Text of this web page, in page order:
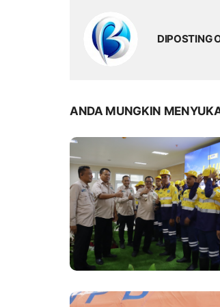
DIPOSTING
ANDA MUNGKIN